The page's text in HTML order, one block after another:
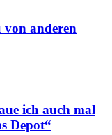
von anderen
ich auch mal
Depot“